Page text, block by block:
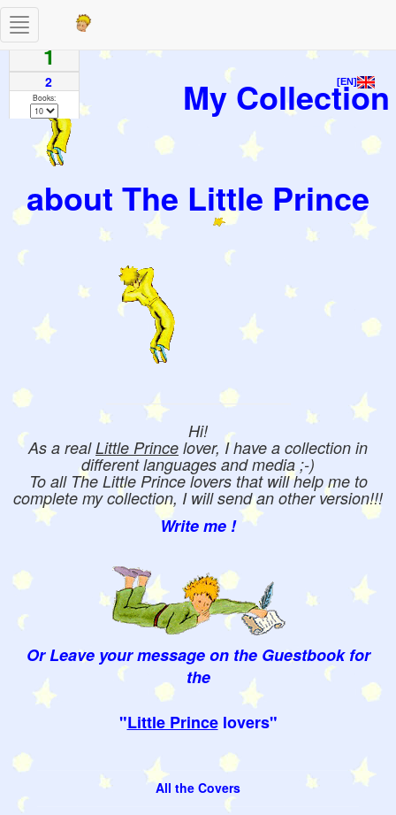
[EN]
My Collection
about The Little Prince
Hi!
As a realLittle Prince lover, I have a collection in
different languages and media ;-)
To all The Little Prince lovers that will help me to
complete my collection, I will send an other version!!!
Write me !
Or Leave your message on the Guestbook for
the
"Little Princelovers"
All the Covers
Toggle
navigation
Pages
1
2
Books: